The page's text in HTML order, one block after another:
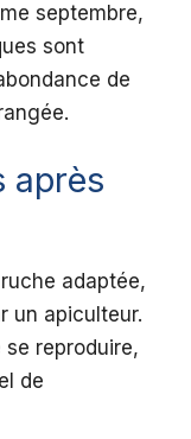
septembre,
sont
de
après
adaptée,
un apiculteur.
reproduire,
de